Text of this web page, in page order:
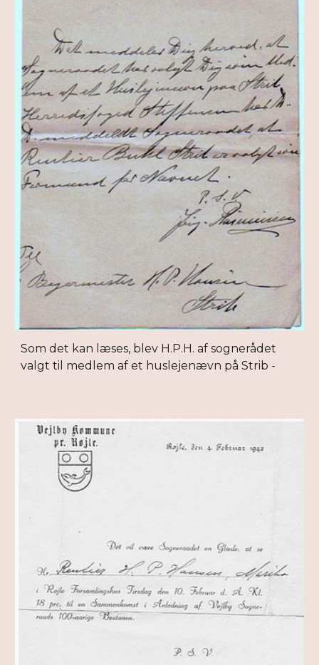
Som det kan læses, blev H.P.H. af sognerådet
valgt til medlem af et huslejenævn på Strib -